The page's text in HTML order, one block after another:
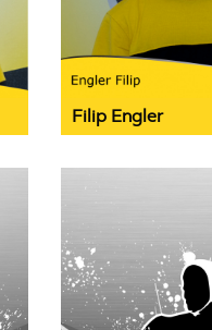
Filip Engler